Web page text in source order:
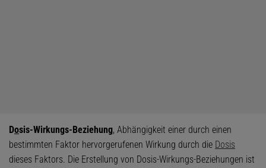
Dosis-Wirkungs-Beziehung, Abhängigkeit einer durch einen
bestimmten Faktor hervorgerufenen Wirkung durch die Dosis
dieses Faktors. Die Erstellung von Dosis-Wirkungs-Beziehungen ist